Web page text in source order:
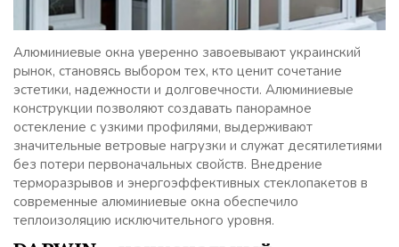
Алюминиевые окна уверенно завоевывают украинский
рынок, становясь выбором тех, кто ценит сочетание
эстетики, надежности и долговечности. Алюминиевые
конструкции позволяют создавать панорамное
остекление с узкими профилями, выдерживают
значительные ветровые нагрузки и служат десятилетиями
без потери первоначальных свойств. Внедрение
терморазрывов и энергоэффективных стеклопакетов в
современные алюминиевые окна обеспечило
теплоизоляцию исключительного уровня.